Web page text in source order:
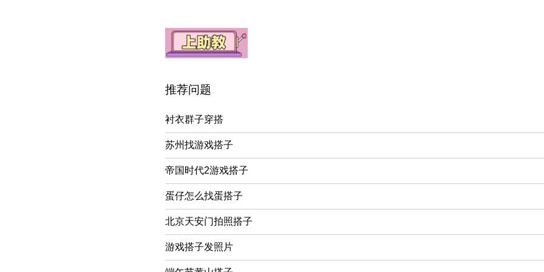
推荐问题
衬衣群子穿搭
苏州找游戏搭子
帝国时代2游戏搭子
蛋仔怎么找蛋搭子
北京天安门拍照搭子
游戏搭子发照片